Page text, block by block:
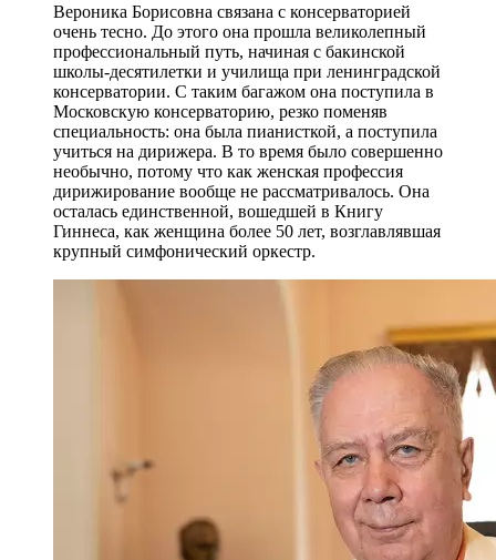
Вероника Борисовна связана с консерваторией
очень тесно. До этого она прошла великолепный
профессиональный путь, начиная с бакинской
школы-десятилетки и училища при ленинградской
консерватории. С таким багажом она поступила в
Московскую консерваторию, резко поменяв
специальность: она была пианисткой, а поступила
учиться на дирижера. В то время было совершенно
необычно, потому что как женская профессия
дирижирование вообще не рассматривалось. Она
осталась единственной, вошедшей в Книгу
Гиннеса, как женщина более 50 лет, возглавлявшая
крупный симфонический оркестр.